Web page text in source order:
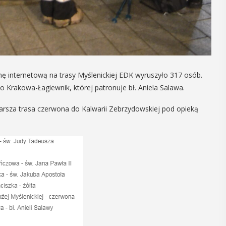
internetową na trasy Myślenickiej EDK wyruszyło 317 osób.
Łagiewnik, której patronuje bł. Aniela Salawa.
trasa czerwona do Kalwarii Zebrzydowskiej pod opieką
–
Miejskiej
tomu
-
14
CZERWIEC
Cały dzień
„Oddaj krew-
Uratuj życie”